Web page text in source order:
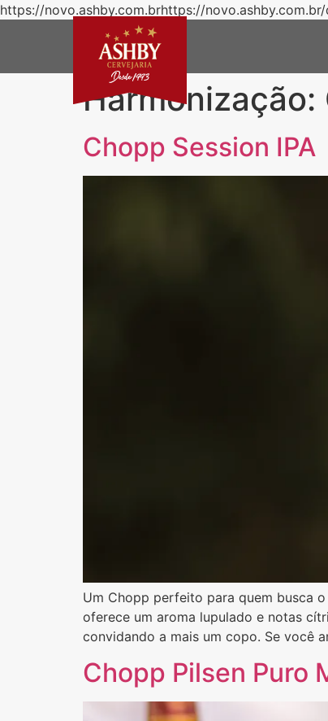
https://novo.ashby.com.brhttps://
Harmonização:
Chopp Session IPA
Um Chopp perfeito para quem busca
oferece um aroma lupulado e notas
convidando a mais um copo. Se você
Chopp Pilsen Puro